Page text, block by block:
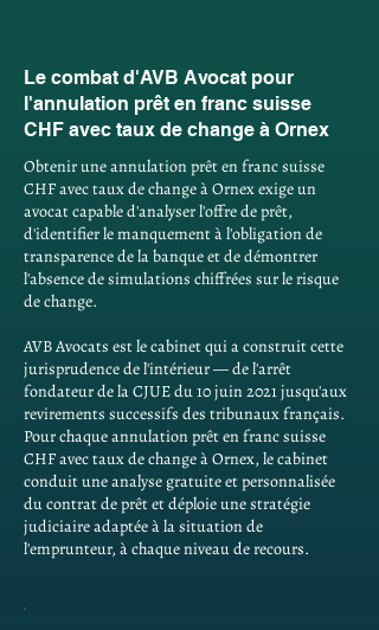
Le combat d'AVB Avocat pour
l'annulation prêt en franc suisse
CHF avec taux de change à Ornex
Obtenir une annulation prêt en franc suisse
CHF avec taux de change à Ornex exige un
avocat capable d'analyser l'offre de prêt,
d'identifier le manquement à l'obligation de
transparence de la banque et de démontrer
l'absence de simulations chiffrées sur le risque
de change.
AVB Avocats est le cabinet qui a construit cette
jurisprudence de l'intérieur — de l'arrêt
fondateur de la CJUE du 10 juin 2021 jusqu'aux
revirements successifs des tribunaux français.
Pour chaque annulation prêt en franc suisse
CHF avec taux de change à Ornex, le cabinet
conduit une analyse gratuite et personnalisée
du contrat de prêt et déploie une stratégie
judiciaire adaptée à la situation de
l'emprunteur, à chaque niveau de recours.